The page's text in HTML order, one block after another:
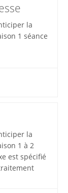
la
1 séance
la
1 à 2
est spécifié